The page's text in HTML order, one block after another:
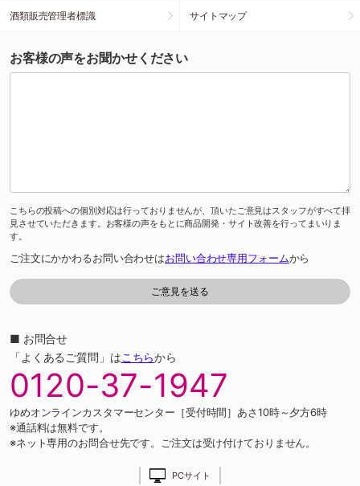
酒類販売管理者標識 サイトマップ
お客様の声をお聞かせください
こちらの投稿への個別対応は行っておりませんが、頂いたご意見はスタッフがすべて拝
見させていただきます。お客様の声をもとに商品開発・サイト改善を行ってまいりま
す。
ご注文にかかわるお問い合わせはお問い合わせ専用フォームから
■ お問合せ
「よくあるご質問」はこちらから
0120-37-1947
ゆめオンラインカスタマーセンター［受付時間］あさ10時～夕方6時
※通話料は無料です。
※ネット専用のお問合せ先です。ご注文は受け付けておりません。
PCサイト